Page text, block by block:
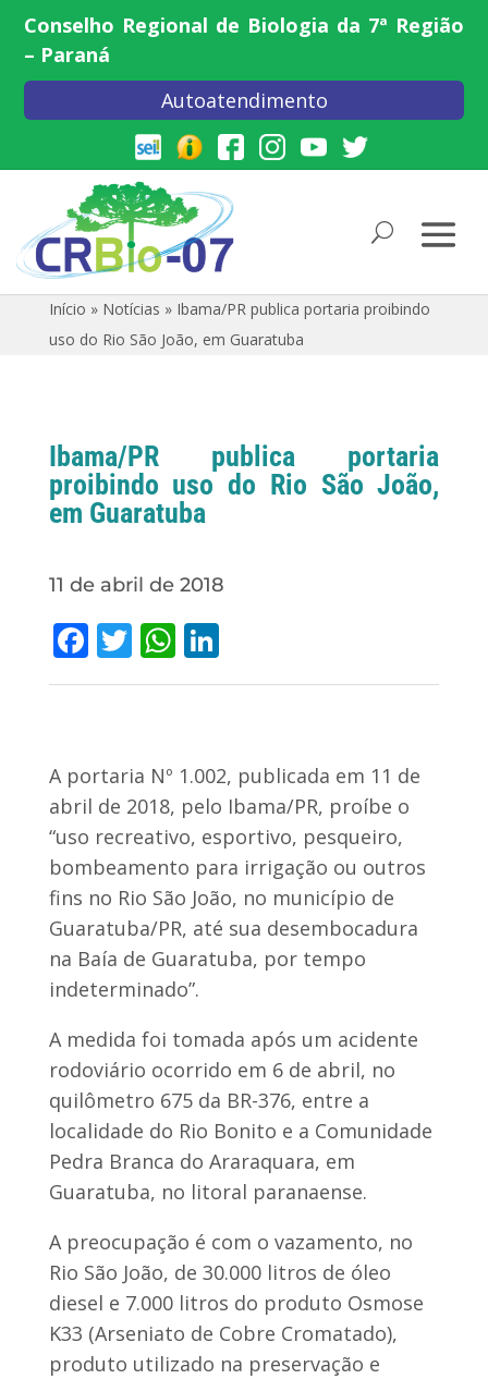
Conselho Regional de Biologia da 7ª Região
– Paraná
Autoatendimento
Início » Notícias » Ibama/PR publica portaria proibindo
uso do Rio São João, em Guaratuba
Ibama/PR publica portaria
proibindo uso do Rio São João,
em Guaratuba
11 de abril de 2018
Facebook
Twitter
WhatsApp
LinkedIn
A portaria Nº 1.002, publicada em 11 de
abril de 2018, pelo Ibama/PR, proíbe o
“uso recreativo, esportivo, pesqueiro,
bombeamento para irrigação ou outros
fins no Rio São João, no município de
Guaratuba/PR, até sua desembocadura
na Baía de Guaratuba, por tempo
indeterminado”.
A medida foi tomada após um acidente
rodoviário ocorrido em 6 de abril, no
quilômetro 675 da BR-376, entre a
localidade do Rio Bonito e a Comunidade
Pedra Branca do Araraquara, em
Guaratuba, no litoral paranaense.
A preocupação é com o vazamento, no
Rio São João, de 30.000 litros de óleo
diesel e 7.000 litros do produto Osmose
K33 (Arseniato de Cobre Cromatado),
produto utilizado na preservação e